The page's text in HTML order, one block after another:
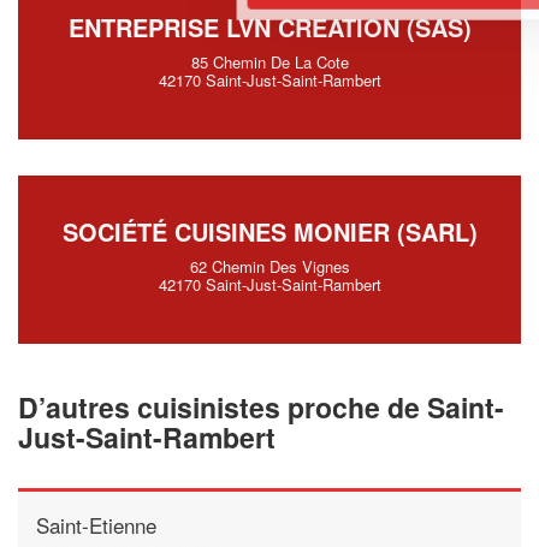
ENTREPRISE LVN CREATION (SAS)
85 Chemin De La Cote
42170 Saint-Just-Saint-Rambert
SOCIÉTÉ CUISINES MONIER (SARL)
62 Chemin Des Vignes
42170 Saint-Just-Saint-Rambert
D’autres cuisinistes proche de Saint-
Just-Saint-Rambert
Saint-Etienne